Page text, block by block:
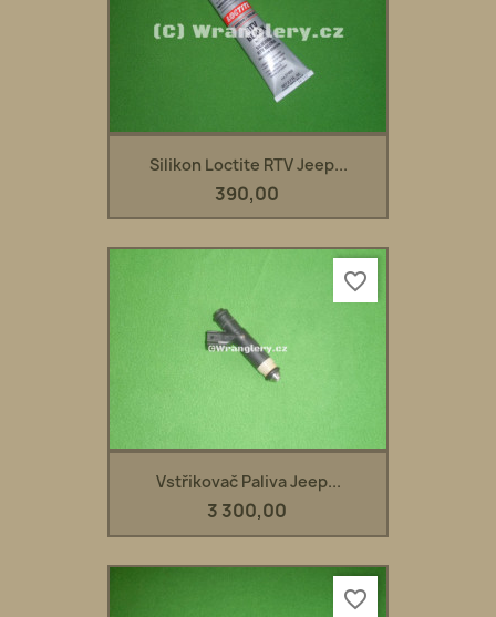
Silikon Loctite RTV Jeep...
390,00
Vstřikovač Paliva Jeep...
3 300,00
favorite_border
favorite_border